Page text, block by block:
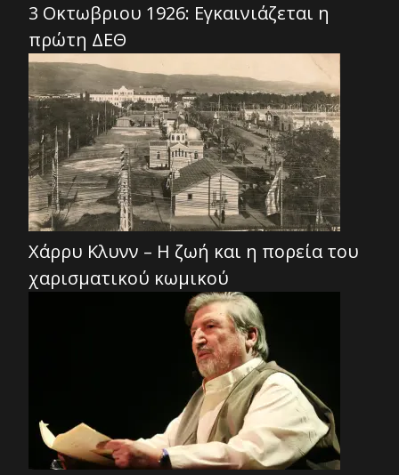
3 Οκτωβριου 1926: Εγκαινιάζεται η
πρώτη ΔΕΘ
Χάρρυ Κλυνν – Η ζωή και η πορεία του
χαρισματικού κωμικού